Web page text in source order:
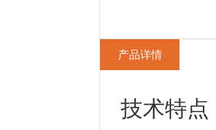
产品详情
技术特点